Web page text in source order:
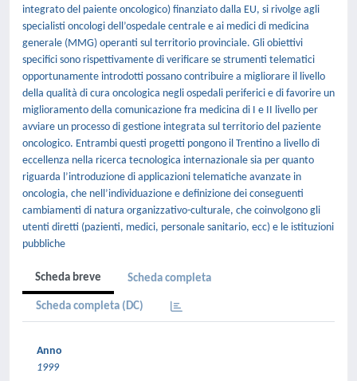
integrato del paiente oncologico) finanziato dalla EU, si rivolge agli
specialisti oncologi dell’ospedale centrale e ai medici di medicina
generale (MMG) operanti sul territorio provinciale. Gli obiettivi
specifici sono rispettivamente di verificare se strumenti telematici
opportunamente introdotti possano contribuire a migliorare il livello
della qualità di cura oncologica negli ospedali periferici e di favorire un
miglioramento della comunicazione fra medicina di I e II livello per
avviare un processo di gestione integrata sul territorio del paziente
oncologico. Entrambi questi progetti pongono il Trentino a livello di
eccellenza nella ricerca tecnologica internazionale sia per quanto
riguarda l’introduzione di applicazioni telematiche avanzate in
oncologia, che nell’individuazione e definizione dei conseguenti
cambiamenti di natura organizzativo-culturale, che coinvolgono gli
utenti diretti (pazienti, medici, personale sanitario, ecc) e le istituzioni
pubbliche
Scheda breve Scheda completa
Scheda completa (DC)
Anno
1999